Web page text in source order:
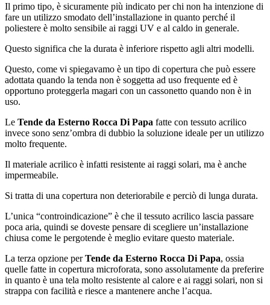
Il primo tipo, è sicuramente più indicato per chi non ha intenzione di
fare un utilizzo smodato dell’installazione in quanto perché il
poliestere è molto sensibile ai raggi UV e al caldo in generale.
Questo significa che la durata è inferiore rispetto agli altri modelli.
Questo, come vi spiegavamo è un tipo di copertura che può essere
adottata quando la tenda non è soggetta ad uso frequente ed è
opportuno proteggerla magari con un cassonetto quando non è in
uso.
Le Tende da Esterno Rocca Di Papa fatte con tessuto acrilico
invece sono senz’ombra di dubbio la soluzione ideale per un utilizzo
molto frequente.
Il materiale acrilico è infatti resistente ai raggi solari, ma è anche
impermeabile.
Si tratta di una copertura non deteriorabile e perciò di lunga durata.
L’unica “controindicazione” è che il tessuto acrilico lascia passare
poca aria, quindi se doveste pensare di scegliere un’installazione
chiusa come le pergotende è meglio evitare questo materiale.
La terza opzione perTende da Esterno Rocca Di Papa, ossia
quelle fatte in copertura microforata, sono assolutamente da preferire
in quanto è una tela molto resistente al calore e ai raggi solari, non si
strappa con facilità e riesce a mantenere anche l’acqua.